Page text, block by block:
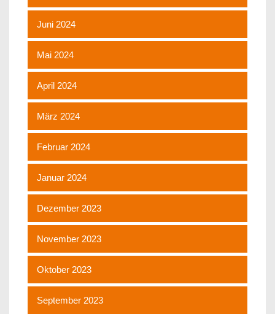
Juni 2024
Mai 2024
April 2024
März 2024
Februar 2024
Januar 2024
Dezember 2023
November 2023
Oktober 2023
September 2023